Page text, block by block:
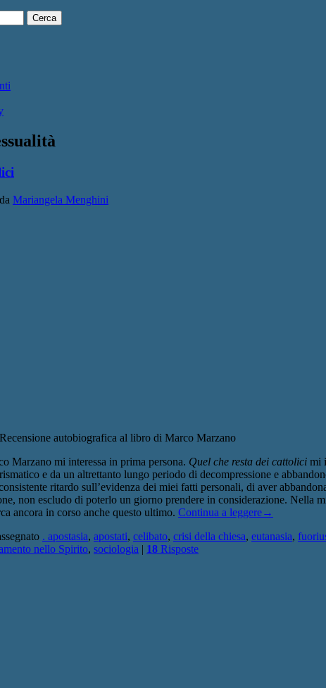
da Mariangela Menghini
Recensione autobiografica al libro di Marco Marzano
Marzano mi interessa in prima persona. Quel che resta dei cattolici mi
e da un altrettanto lungo periodo di decompressione e
ritardo sull’evidenza dei miei fatti personali, di aver
non escludo di poterlo un giorno prendere in considerazione. Nella
ancora in corso anche questo ultimo. Continua a leggere→
. apostasia, apostati, celibato, crisi della chiesa, eutanasia,
nello Spirito, sociologia | 18 Risposte